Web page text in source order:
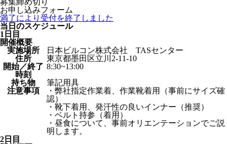
募集締め切り
お申し込みフォーム
満了により受付を終了しました
当日のスケジュール
1日目
開催概要
実施場所
日本ビルコン株式会社 TASセンター
住所
東京都墨田区立川2-11-10
開始／終了
時刻
8:30~13:00
持ち物
筆記用具
注意事項
・弊社指定作業着、作業靴着用（事前にサイズ確
認）
・靴下着用、発汗性の良いインナー（推奨）
・ベルト持参（着用）
・昼食について、事前オリエンテーションでご説
明します。
2日目